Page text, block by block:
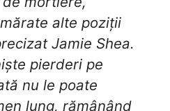
alte poziții
Jamie Shea.
pierderi pe
nu le poate
lung, rămânând